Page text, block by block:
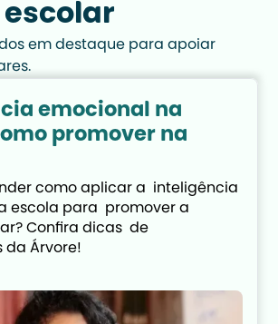
escolar
em destaque para apoiar
o que é e
da gestão
significa clima escolar? E
da gestão para manter um
escola? Confira no post!
emocional na
promover na
como aplicar a  inteligência
escola para  promover a
Confira dicas  de
da Árvore!